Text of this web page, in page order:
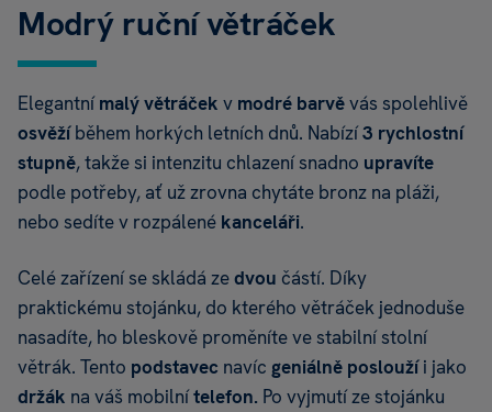
Modrý ruční větráček
Elegantnímalý větráček v modré barvěvás spolehlivě
osvěžíběhem horkých letních dnů. Nabízí3 rychlostní
stupně, takže si intenzitu chlazení snadno upravíte
podle potřeby, ať už zrovna chytáte bronz na pláži,
nebo sedíte v rozpálené kanceláři.
Celé zařízení se skládá zedvou částí. Díky
praktickému stojánku, do kterého větráček jednoduše
nasadíte, ho bleskově proměníte ve stabilní stolní
větrák. Tento podstavec navíc geniálně posloužíi jako
držák na váš mobilnítelefon. Po vyjmutí ze stojánku